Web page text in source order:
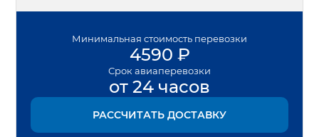
Минимальная стоимость перевозки
4590 ₽
Срок авиаперевозки
от 24 часов
РАССЧИТАТЬ ДОСТАВКУ